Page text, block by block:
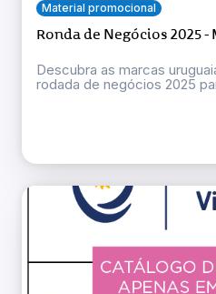
Material promocional
Ronda de Negócios 2025 -
Descubra as marcas
rodada de negócios 2025